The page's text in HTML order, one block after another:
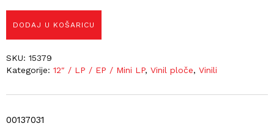
00137031
DODAJ U KOŠARICU
SKU: 15379
Kategorije: 12″ / LP / EP / Mini LP, Vinil ploče, Vinili